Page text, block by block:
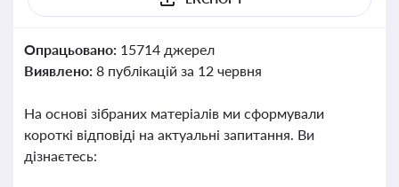
Опрацьовано: 15714 джерел
Виявлено: 8 публікацій за 12 червня
На основі зібраних матеріалів ми сформували
короткі відповіді на актуальні запитання. Ви
дізнаєтесь: